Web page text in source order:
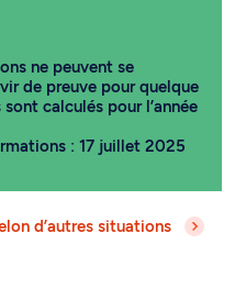
ne peuvent se
de preuve pour quelque
calculés pour l’année
: 17 juillet 2025
d’autres situations